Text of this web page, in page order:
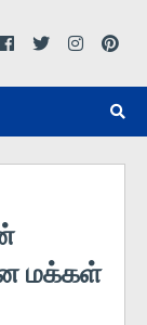
மக்கள்